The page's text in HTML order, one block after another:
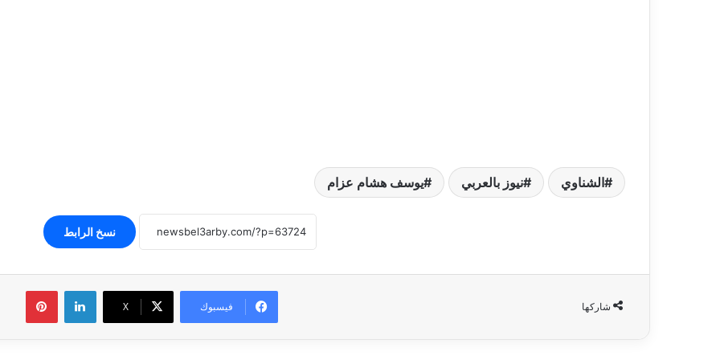
الشناوي نيوز بالعربي يوسف هشام عزام
نسخ الرابط
شاركها فيسبوك ‫X
لينكدإن